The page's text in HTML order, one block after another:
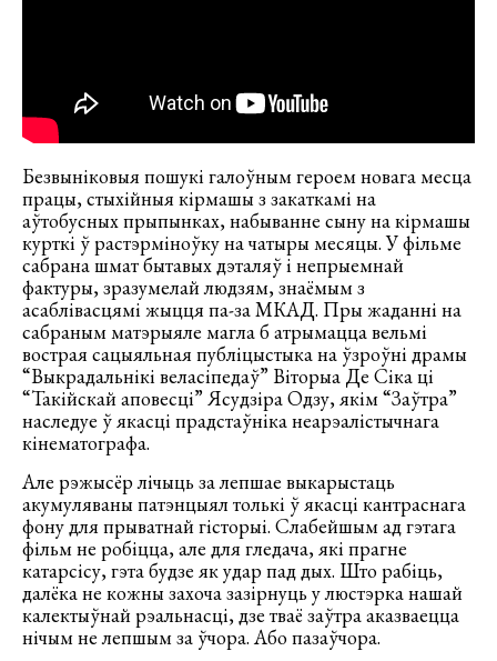
Безвыніковыя пошукі галоўным героем новага месца
працы, стыхійныя кірмашы з закаткамі на
аўтобусных прыпынках, набыванне сыну на кірмашы
курткі ў растэрміноўку на чатыры месяцы. У фільме
сабрана шмат бытавых дэталяў і непрыемнай
фактуры, зразумелай людзям, знаёмым з
асаблівасцямі жыцця па-за МКАД. Пры жаданні на
сабраным матэрыяле магла б атрымацца вельмі
вострая сацыяльная публіцыстыка на ўзроўні драмы
“Выкрадальнікі веласіпедаў” Віторыа Де Сіка ці
“Такійскай аповесці” Ясудзіра Одзу, якім “Заўтра”
наследуе ў якасці прадстаўніка неарэалістычнага
кінематографа.
Але рэжысёр лічыць за лепшае выкарыстаць
акумуляваны патэнцыял толькі ў якасці кантраснага
фону для прыватнай гісторыі. Слабейшым ад гэтага
фільм не робіцца, але для гледача, які прагне
катарсісу, гэта будзе як удар пад дых. Што рабіць,
далёка не кожны захоча зазірнуць у люстэрка нашай
калектыўнай рэальнасці, дзе тваё заўтра аказваецца
нічым не лепшым за ўчора. Або пазаўчора.